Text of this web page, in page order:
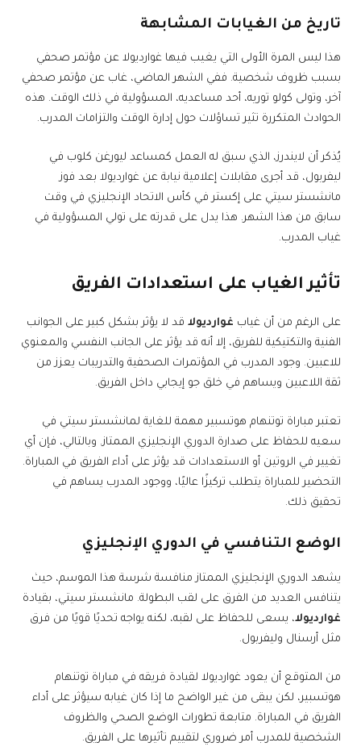
تاريخ من الغيابات المشابهة
هذا ليس المرة الأولى التي يغيب فيها غوارديولا عن مؤتمر صحفي
بسبب ظروف شخصية. ففي الشهر الماضي، غاب عن مؤتمر صحفي
آخر، وتولى كولو توريه، أحد مساعديه، المسؤولية في ذلك الوقت. هذه
الحوادث المتكررة تثير تساؤلات حول إدارة الوقت والتزامات المدرب.
يُذكر أن لايندرز، الذي سبق له العمل كمساعد ليورغن كلوب في
ليفربول، قد أجرى مقابلات إعلامية نيابة عن غوارديولا بعد فوز
مانشستر سيتي على إكستر في كأس الاتحاد الإنجليزي في وقت
سابق من هذا الشهر. هذا يدل على قدرته على تولي المسؤولية في
غياب المدرب.
تأثير الغياب على استعدادات الفريق
على الرغم من أن غياب غوارديولا قد لا يؤثر بشكل كبير على الجوانب
الفنية والتكتيكية للفريق، إلا أنه قد يؤثر على الجانب النفسي والمعنوي
للاعبين. وجود المدرب في المؤتمرات الصحفية والتدريبات يعزز من
ثقة اللاعبين ويساهم في خلق جو إيجابي داخل الفريق.
تعتبر مباراة توتنهام هوتسبير مهمة للغاية لمانشستر سيتي في
سعيه للحفاظ على صدارة الدوري الإنجليزي الممتاز. وبالتالي، فإن أي
تغيير في الروتين أو الاستعدادات قد يؤثر على أداء الفريق في المباراة.
التحضير للمباراة يتطلب تركيزًا عاليًا، ووجود المدرب يساهم في
تحقيق ذلك.
الوضع التنافسي في الدوري الإنجليزي
يشهد الدوري الإنجليزي الممتاز منافسة شرسة هذا الموسم، حيث
يتنافس العديد من الفرق على لقب البطولة. مانشستر سيتي، بقيادة
غوارديولا، يسعى للحفاظ على لقبه، لكنه يواجه تحديًا قويًا من فرق
مثل أرسنال وليفربول.
من المتوقع أن يعود غوارديولا لقيادة فريقه في مباراة توتنهام
هوتسبير، لكن يبقى من غير الواضح ما إذا كان غيابه سيؤثر على أداء
الفريق في المباراة. متابعة تطورات الوضع الصحي والظروف
الشخصية للمدرب أمر ضروري لتقييم تأثيرها على الفريق.